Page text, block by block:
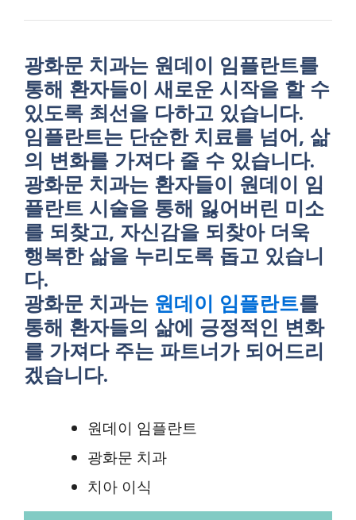
광화문 치과는 원데이 임플란트를
통해 환자들이 새로운 시작을 할 수
있도록 최선을 다하고 있습니다.
임플란트는 단순한 치료를 넘어, 삶
의 변화를 가져다 줄 수 있습니다.
광화문 치과는 환자들이 원데이 임
플란트 시술을 통해 잃어버린 미소
를 되찾고, 자신감을 되찾아 더욱
행복한 삶을 누리도록 돕고 있습니
다.
광화문 치과는 원데이 임플란트를
통해 환자들의 삶에 긍정적인 변화
를 가져다 주는 파트너가 되어드리
겠습니다.
원데이 임플란트
광화문 치과
치아 이식